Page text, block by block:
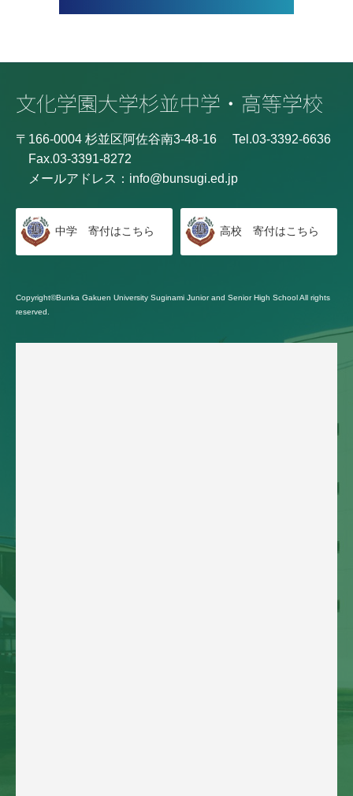
〒166-0004 杉並区阿佐谷南3-48-16
Tel.03-3392-6636
Fax.03-3391-8272
メールアドレス： info@bunsugi.ed.jp
中学 寄付はこちら 高校 寄付はこちら
Copyright©Bunka Gakuen University Suginami Junior and Senior High School All rights
reserved.